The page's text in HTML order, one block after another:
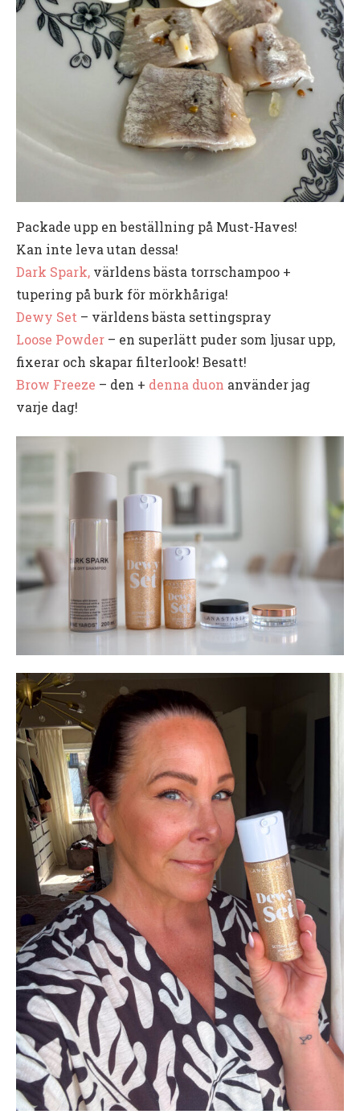
Packade upp en beställning på Must-Haves!
Kan inte leva utan dessa!
Dark Spark, världens bästa torrschampoo +
tupering på burk för mörkhåriga!
Dewy Set – världens bästa settingspray
Loose Powder – en superlätt puder som ljusar upp,
fixerar och skapar filterlook! Besatt!
Brow Freeze – den + denna duon använder jag
varje dag!